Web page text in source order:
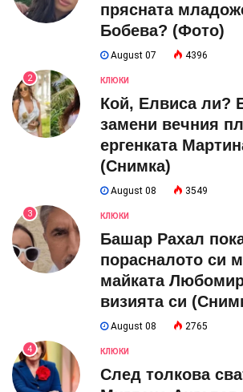
прясната
Бобева? (Фото)
August 07 4396
2 КЛЮКИ
Кой, Елвиса ли?
замени вечния
ергенката
(Снимка)
August 08 3549
3 КЛЮКИ
Башар Рахал
порасналото си
майката
визията си
August 08 2765
4 КЛЮКИ
След толкова